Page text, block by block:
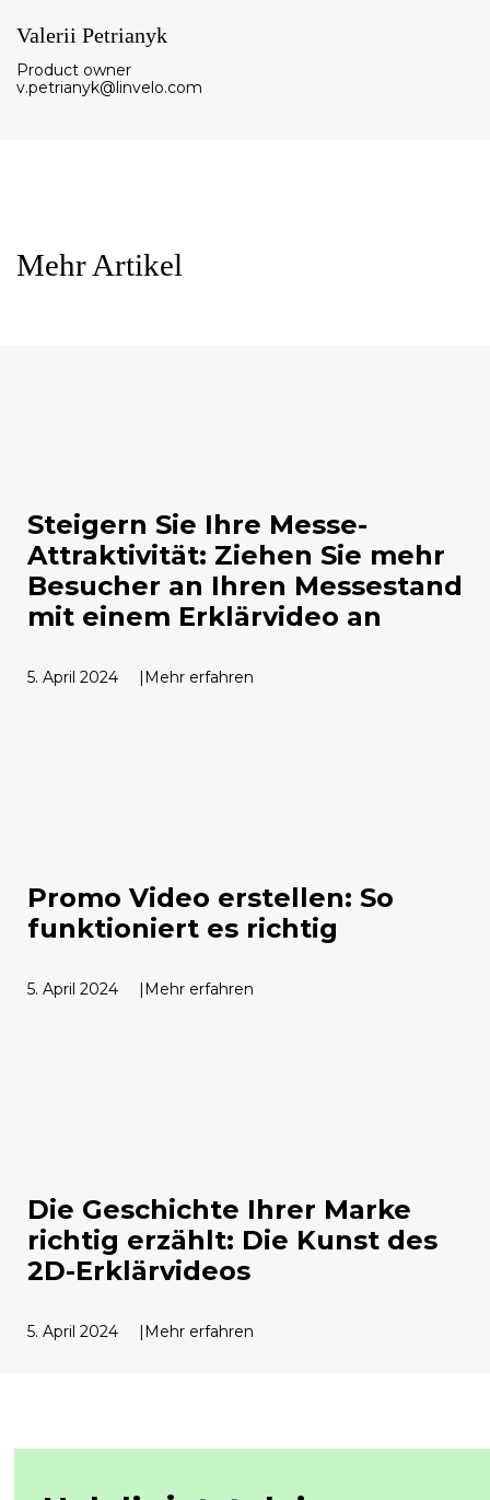
Valerii Petrianyk
Product owner
v.petrianyk@linvelo.com
Mehr Artikel
Steigern Sie Ihre Messe-
Attraktivität: Ziehen Sie mehr
Besucher an Ihren Messestand
mit einem Erklärvideo an
5. April 2024 Mehr erfahren
Promo Video erstellen: So
funktioniert es richtig
5. April 2024 Mehr erfahren
Die Geschichte Ihrer Marke
richtig erzählt: Die Kunst des
2D-Erklärvideos
5. April 2024 Mehr erfahren